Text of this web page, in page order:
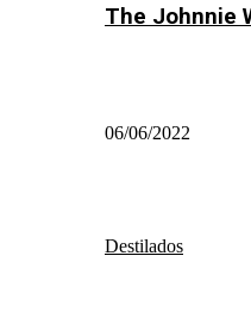
The Johnnie
06/06/2022
Destilados